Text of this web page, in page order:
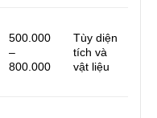
500.000
–
800.000
Tùy diện
tích và
vật liệu